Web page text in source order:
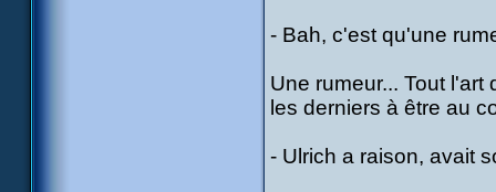
- Bah, c'est qu'une
Une rumeur... Tout
les derniers à être au
- Ulrich a raison, avait